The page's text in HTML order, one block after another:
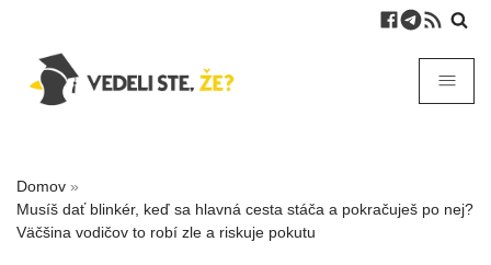
Domov »
Musíš dať blinkér, keď sa hlavná cesta stáča a pokračuješ po nej?
Väčšina vodičov to robí zle a riskuje pokutu